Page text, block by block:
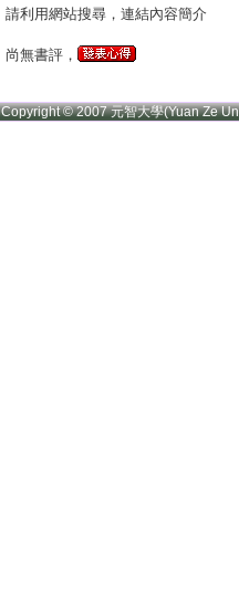
請利用網站搜尋，連結內容簡介
尚無書評，
Copyright © 2007 元智大學(Yuan Ze